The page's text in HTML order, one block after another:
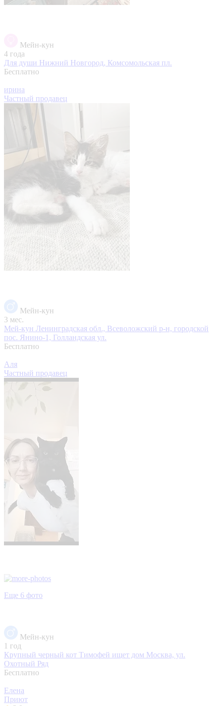
Мейн-кун
4 года
Для души Нижний Новгород, Комсомольская пл.
Бесплатно
ирина
Частный продавец
Мейн-кун
3 мес.
Мей-кун Ленинградская обл., Всеволожский р-н, городской
пос. Янино-1, Голландская ул.
Бесплатно
Аля
Частный продавец
Еще 6 фото
Мейн-кун
1 год
Крупный черный кот Тимофей ищет дом Москва, ул.
Охотный Ряд
Бесплатно
Елена
Приют